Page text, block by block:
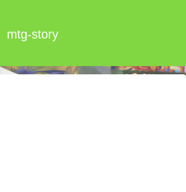
mtg-story